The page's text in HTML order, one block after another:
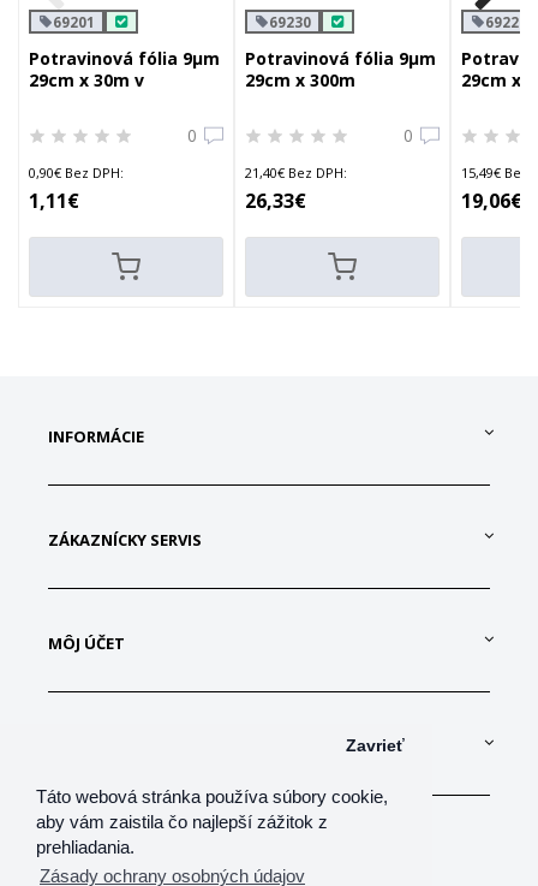
Táto webová stránka používa súbory cookie,
aby vám zaistila čo najlepší zážitok z
prehliadania.
Zásady ochrany osobných údajov
Zavrieť
69201
Potravinová fólia 9µm
29cm x 30m v
0
0,90€ Bez DPH:
1,11€
69230
Potravinová fólia 9µm
29cm x 300m
0
21,40€ Bez DPH:
26,33€
69229
29cm x
15,49€ Bez
19,06€
INFORMÁCIE
ZÁKAZNÍCKY SERVIS
MÔJ ÚČET